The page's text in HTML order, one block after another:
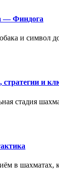
— Финдога
и символ
и
стадия
в шахматах,